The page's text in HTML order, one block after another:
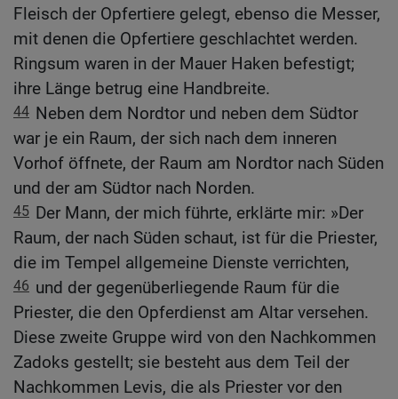
Fleisch der Opfertiere gelegt, ebenso die Messer,
mit denen die Opfertiere geschlachtet werden.
Ringsum waren in der Mauer Haken befestigt;
ihre Länge betrug eine Handbreite.
44 Neben dem Nordtor und neben dem Südtor
war je ein Raum, der sich nach dem inneren
Vorhof öffnete, der Raum am Nordtor nach Süden
und der am Südtor nach Norden.
45 Der Mann, der mich führte, erklärte mir: »Der
Raum, der nach Süden schaut, ist für die Priester,
die im Tempel allgemeine Dienste verrichten,
46 und der gegenüberliegende Raum für die
Priester, die den Opferdienst am Altar versehen.
Diese zweite Gruppe wird von den Nachkommen
Zadoks gestellt; sie besteht aus dem Teil der
Nachkommen Levis, die als Priester vor den